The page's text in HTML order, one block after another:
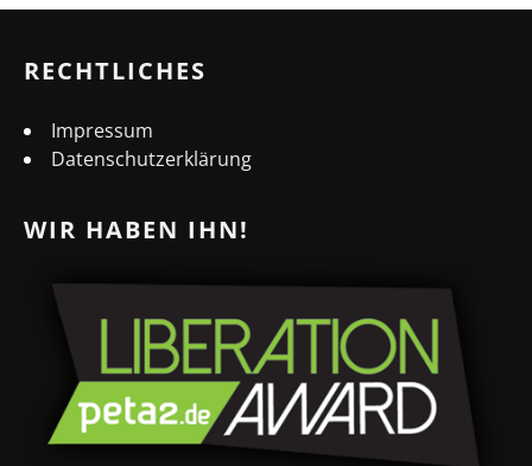
RECHTLICHES
Impressum
Datenschutzerklärung
WIR HABEN IHN!